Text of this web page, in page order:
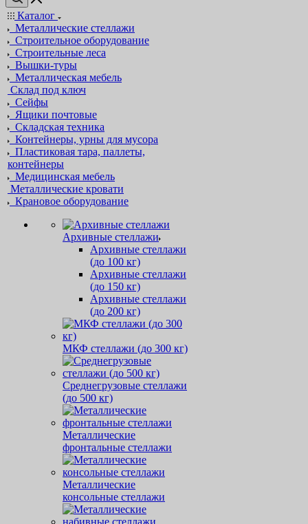
Каталог
Металлические стеллажи
Строительное оборудование
Строительные леса
Вышки-туры
Металлическая мебель
Склад под ключ
Сейфы
Ящики почтовые
Складская техника
Контейнеры, урны для мусора
Пластиковая тара, паллеты,
контейнеры
Медицинская мебель
Металлические кровати
Крановое оборудование
Архивные стеллажи
Архивные стеллажи
(до 100 кг)
Архивные стеллажи
(до 150 кг)
Архивные стеллажи
(до 200 кг)
МКФ стеллажи (до 300 кг)
Среднегрузовые стеллажи
(до 500 кг)
Металлические
фронтальные стеллажи
Металлические
консольные стеллажи